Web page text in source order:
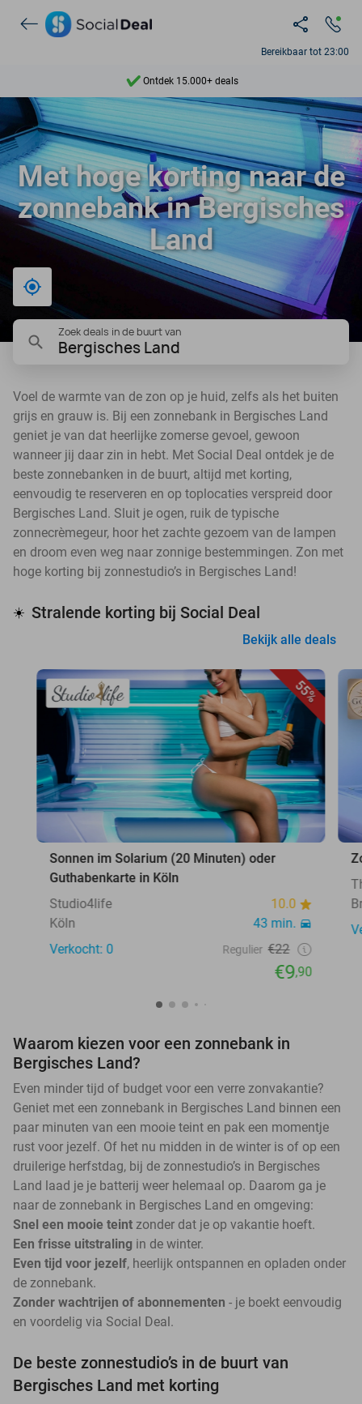
Bereikbaar tot 23:00
Ontdek 15.000+ deals
7 dagen per week beschikbaar
10+ miljoen leden
9,4
Ontdek 15.000+ deals
Met hoge korting naar de
zonnebank in Bergisches
Land
Zoek deals in de buurt van
Bergisches Land
Voel de warmte van de zon op je huid, zelfs als het buiten
grijs en grauw is. Bij een zonnebank in Bergisches Land
geniet je van dat heerlijke zomerse gevoel, gewoon
wanneer jij daar zin in hebt. Met Social Deal ontdek je de
beste zonnebanken in de buurt, altijd met korting,
eenvoudig te reserveren en op toplocaties verspreid door
Bergisches Land. Sluit je ogen, ruik de typische
zonnecrèmegeur, hoor het zachte gezoem van de lampen
en droom even weg naar zonnige bestemmingen. Zon met
hoge korting bij zonnestudio’s in Bergisches Land!
☀️ Stralende korting bij Social Deal
Bekijk alle deals
55%
Sonnen im Solarium (20 Minuten) oder
Guthabenkarte in Köln
Studio4life
10.0
Köln
43 min.
Verkocht: 0
Regulier €22
€9,90
Waarom kiezen voor een zonnebank in
Bergisches Land?
Even minder tijd of budget voor een verre zonvakantie?
Geniet met een zonnebank in Bergisches Land binnen een
paar minuten van een mooie teint en pak een momentje
rust voor jezelf. Of het nu midden in de winter is of op een
druilerige herfstdag, bij de zonnestudio’s in Bergisches
Land laad je je batterij weer helemaal op. Daarom ga je
naar de zonnebank in Bergisches Land en omgeving:
Snel een mooie teint zonder dat je op vakantie hoeft.
Een frisse uitstraling in de winter.
Even tijd voor jezelf, heerlijk ontspannen en opladen onder
de zonnebank.
Zonder wachtrijen of abonnementen - je boekt eenvoudig
en voordelig via Social Deal.
De beste zonnestudio’s in de buurt van
Bergisches Land met korting